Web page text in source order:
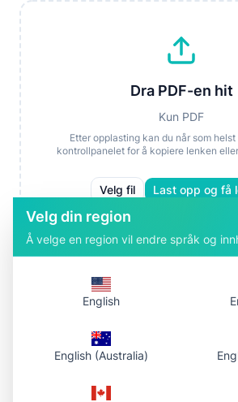
Dra PDF-en hit
Kun PDF
Etter opplasting kan du når som
kontrollpanelet for å kopiere lenken
Velg fil Last opp og få
Slik fungerer
Velg en fil fra enheten eller dra den til
2. Last opp til biblioteket
Velg din region
Å velge en region vil endre språk og
English
English (Australia)